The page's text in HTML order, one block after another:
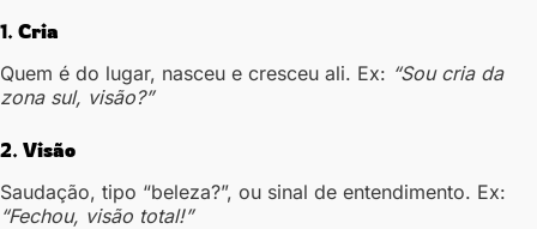
1. Cria
Quem é do lugar, nasceu e cresceu ali. Ex: “Sou cria da
zona sul, visão?”
2. Visão
Saudação, tipo “beleza?”, ou sinal de entendimento. Ex:
“Fechou, visão total!”